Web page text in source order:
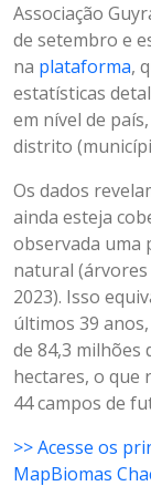
Associação
de setembro e
na plataforma,
estatísticas
em nível de
distrito
Os dados
ainda esteja
observada uma
natural
2023). Isso
últimos 39
de 84,3 milhões
hectares, o que
44 campos de
>> Acesse os
MapBiomas